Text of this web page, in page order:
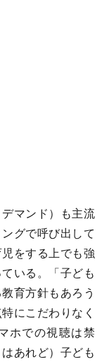
マンド）も主流
グで呼び出して
をする上でも強
いる。「子ども
育方針もあろう
にこだわりなく
ホでの視聴は禁
あれど）子ども